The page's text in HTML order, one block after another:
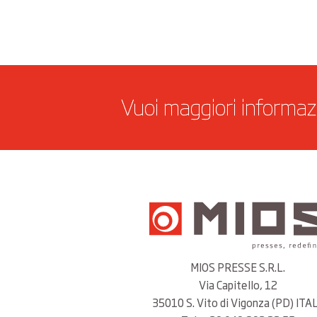
Vuoi maggiori
MIOS PRESSE S.R.L.
Via Capitello, 12
35010 S. Vito di Vigonza (PD)